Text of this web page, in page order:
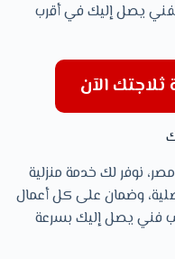
يصل إليك في أقرب
الآن
نوفر لك خدمة منزلية
وضمان على كل أعمال
فني يصل إليك بسرعة